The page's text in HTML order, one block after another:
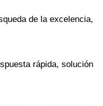
de la excelencia,
rápida, solución